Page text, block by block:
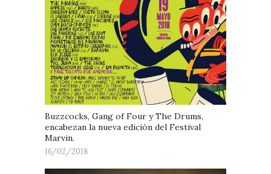
Buzzcocks, Gang of Four y The Drums,
encabezan la nueva edición del Festival
Marvin.
16/02/2018